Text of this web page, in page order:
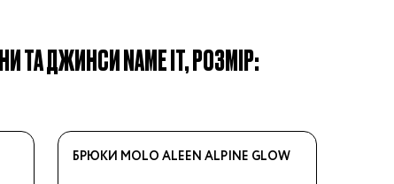
ТА ДЖИНСИ NAME IT, РОЗМІР:
БРЮКИ MOLO ALEEN ALPINE GLOW